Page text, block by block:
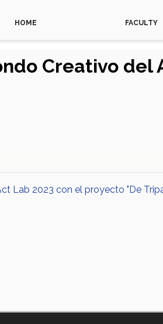
HOME FACULTY
Creativo del
Lab 2023 con el proyecto "De